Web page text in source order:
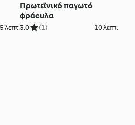
5 λεπτ.
Πρωτεϊνικό παγωτό
φράουλα
3.0 (1) 10 λεπτ.